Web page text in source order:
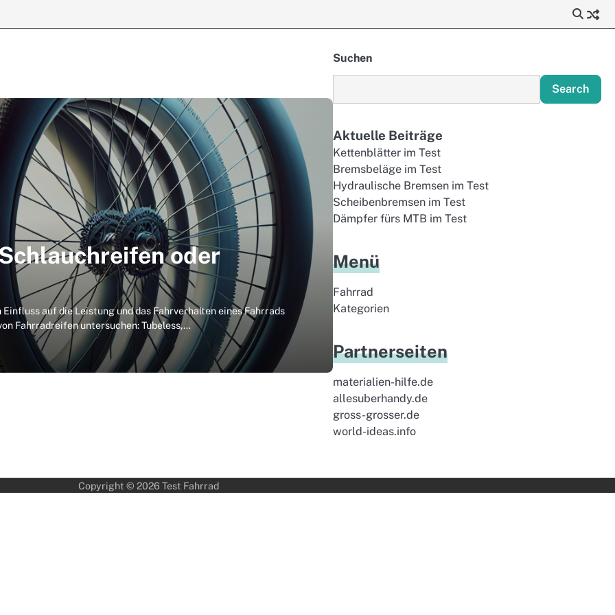
oder
auf die Leistung und das Fahrverhalten eines Fahrrads
Fahrradreifen untersuchen: Tubeless,…
Suchen
Search
Aktuelle Beiträge
Kettenblätter im Test
Bremsbeläge im Test
Hydraulische Bremsen im Test
Scheibenbremsen im Test
Dämpfer fürs MTB im Test
Menü
Fahrrad
Kategorien
Partnerseiten
materialien-hilfe.de
allesuberhandy.de
gross-grosser.de
world-ideas.info
Copyright © 2026 Test Fahrrad